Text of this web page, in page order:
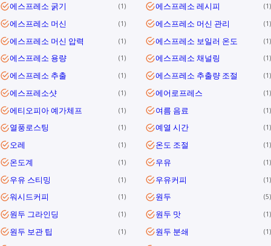
에스프레소 굵기 1 에스프레소 레시피 1
에스프레소 머신 1 에스프레소 머신 관리 1
에스프레소 머신 압력 1 에스프레소 보일러 온도 1
에스프레소 용량 1 에스프레소 채널링 1
에스프레소 추출 1 에스프레소 추출량 조절 1
에스프레소샷 1 에어로프레스 1
에티오피아 예가체프 1 여름 음료 1
열풍로스팅 1 예열 시간 1
오레 1 온도 조절 1
온도계 1 우유 1
우유 스티밍 1 우유커피 1
워시드커피 1 원두 5
원두 그라인딩 1 원두 맛 1
원두 보관 팁 1 원두 분쇄 1